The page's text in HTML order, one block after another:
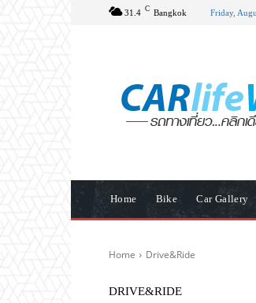
31.4 C Bangkok Friday,
Home Bike Car Gallery
Home Drive&Ride
DRIVE&RIDE